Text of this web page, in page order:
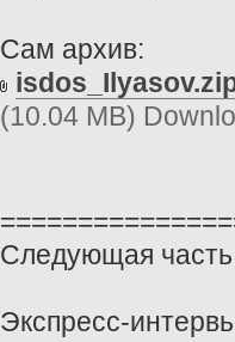
Сам архив:
(10.04 MB)
Следующая часть
Экспресс-